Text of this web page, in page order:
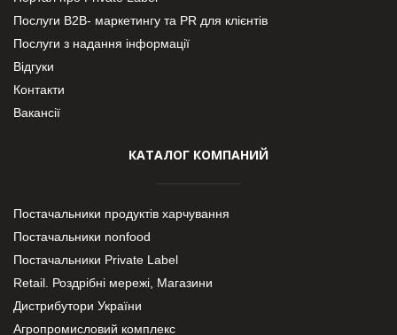
Послуги В2В- маркетингу та PR для клієнтів
Послуги з надання інформації
Відгуки
Контакти
Вакансії
КАТАЛОГ КОМПАНИЙ
Постачальники продуктів харчування
Постачальники nonfood
Постачальники Private Label
Retail. Роздрібні мережі, Магазини
Дистрибутори України
Агропромисловий комплекс